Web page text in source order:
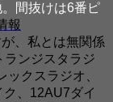
間抜けは6番ピ
報
、私とは無関係
ランジスタラジ
クスラジオ、
、12AU7ダイ